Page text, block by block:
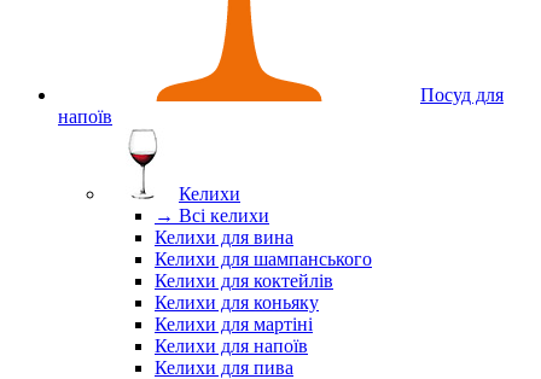
Посуд для
напоїв
Келихи
→ Всі келихи
Келихи для вина
Келихи для шампанського
Келихи для коктейлів
Келихи для коньяку
Келихи для мартіні
Келихи для напоїв
Келихи для пива